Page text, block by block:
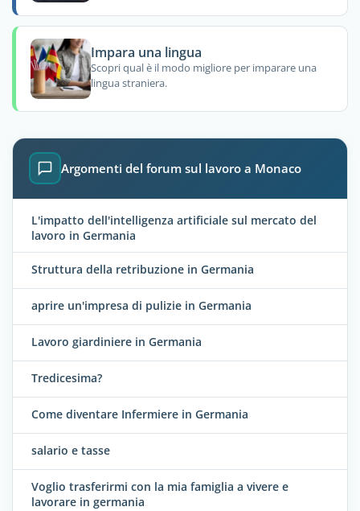
Impara una lingua
Scopri qual è il modo migliore per imparare una
lingua straniera.
Argomenti del forum sul lavoro a Monaco
L'impatto dell'intelligenza artificiale sul mercato del
lavoro in Germania
Struttura della retribuzione in Germania
aprire un'impresa di pulizie in Germania
Lavoro giardiniere in Germania
Tredicesima?
Come diventare Infermiere in Germania
salario e tasse
Voglio trasferirmi con la mia famiglia a vivere e
lavorare in germania